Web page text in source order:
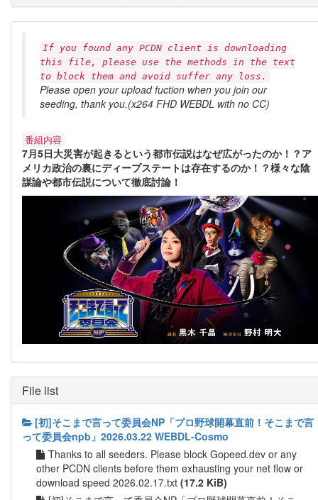
If you found any PCDN client is downloading
this file, please use the methods in the text
to block them and avoid suffer any loss.
Please open your upload fuction when you join our
seeding, thank you.(x264 FHD WEBDL with no CC)
番組内容
7月5日大災害が起きるという都市伝説はなぜ広がったのか！？ア
メリカ政治の裏にディープステートは存在するのか！？様々な陰
謀論や都市伝説について徹底討論！
File list
[初]そこまで言って委員会NP「プロ野球開幕直前！そこまで言
って委員会npb」2026.03.22 WEBDL-Cosmo
Thanks to all seeders. Please block Gopeed.dev or any
other PCDN clients before them exhausting your net flow or
download speed 2026.02.17.txt (17.2 KiB)